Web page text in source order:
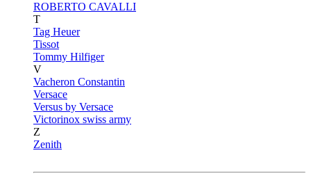
ROBERTO CAVALLI
T
Tag Heuer
Tissot
Tommy Hilfiger
V
Vacheron Constantin
Versace
Versus by Versace
Victorinox swiss army
Z
Zenith